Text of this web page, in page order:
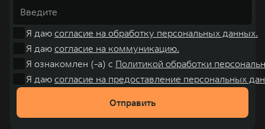
Я даю согласие на обработку персональных данных.
Я даю согласие на коммуникацию.
Я ознакомлен (-а) с Политикой обработки
Я даю согласие на предоставление персональных
Отправить